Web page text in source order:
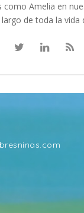
como Amelia en
de toda la vida